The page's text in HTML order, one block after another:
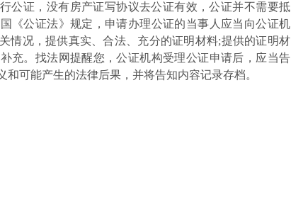
公证，没有房产证写协议去公证有效，公证并不需要抵
《公证法》规定，申请办理公证的当事人应当向公证机
情况，提供真实、合法、充分的证明材料;提供的证明材
充。找法网提醒您，公证机构受理公证申请后，应当告
可能产生的法律后果，并将告知内容记录存档。